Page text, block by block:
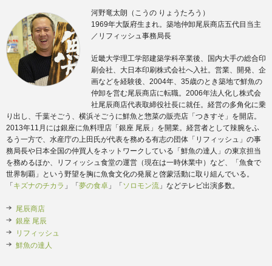
河野竜太朗（こうの りょうたろう）
1969年大阪府生まれ。築地仲卸尾辰商店五代目当主
／リフィッシュ事務局長
近畿大学理工学部建築学科卒業後、国内大手の総合印
刷会社、大日本印刷株式会社へ入社。営業、開発、企
画などを経験後、2004年、35歳のとき築地で鮮魚の
仲卸を営む尾辰商店に転職。2006年法人化し株式会
社尾辰商店代表取締役社長に就任。経営の多角化に乗
り出し、千葉そごう、横浜そごうに鮮魚と惣菜の販売店「つきすそ」を開店。
2013年11月には銀座に魚料理店「銀座 尾辰」を開業。経営者として辣腕をふ
るう一方で、水産庁の上田氏が代表を務める有志の団体「リフィッシュ」の事
務局長や日本全国の仲買人をネットワークしている「鮮魚の達人」の東京担当
を務めるほか、リフィッシュ食堂の運営（現在は一時休業中）など、「魚食で
世界制覇」という野望を胸に魚食文化の発展と啓蒙活動に取り組んでいる。
「キズナのチカラ 」「夢の食卓 」「ソロモン流 」などテレビ出演多数。
尾辰商店
銀座 尾辰
リフィッシュ
鮮魚の達人